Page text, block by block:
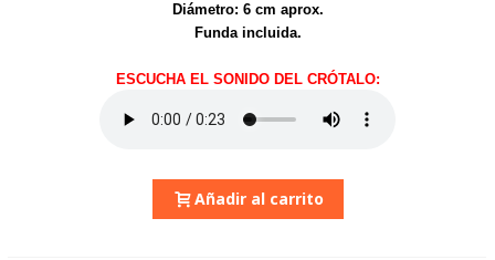
Diámetro: 6 cm aprox.
Funda incluida.
ESCUCHA EL SONIDO DEL CRÓTALO:
Añadir al carrito